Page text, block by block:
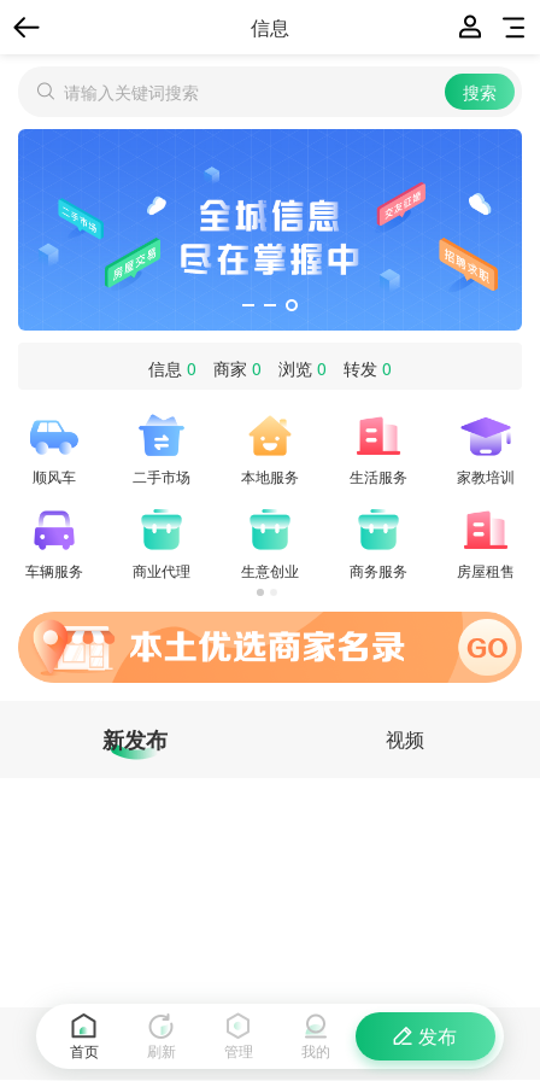
信息
信息 0 商家 0 浏览 0 转发 0
顺风车 二手市场 本地服务 生活服务 家教培训
车辆服务 商业代理 生意创业 商务服务 房屋租售
新发布 视频
首页 刷新
发布
管理 我的